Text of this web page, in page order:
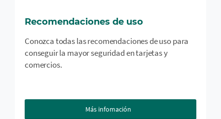
Recomendaciones de uso
Conozca todas las recomendaciones de uso para
conseguir la mayor seguridad en tarjetas y
comercios.
Más infomación